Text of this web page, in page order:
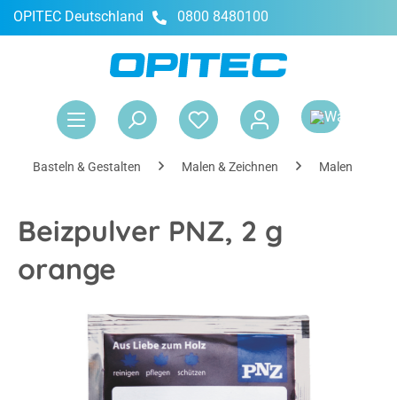
springen
OPITEC Deutschland 0800 8480100
Basteln & Gestalten Malen & Zeichnen Malen
Beizpulver PNZ, 2 g
orange
Bildergalerie überspringen